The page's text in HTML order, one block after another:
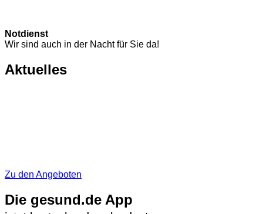
Notdienst
Wir sind auch in der Nacht für Sie da!
Aktuelles
Zu den Angeboten
Die gesund.de App